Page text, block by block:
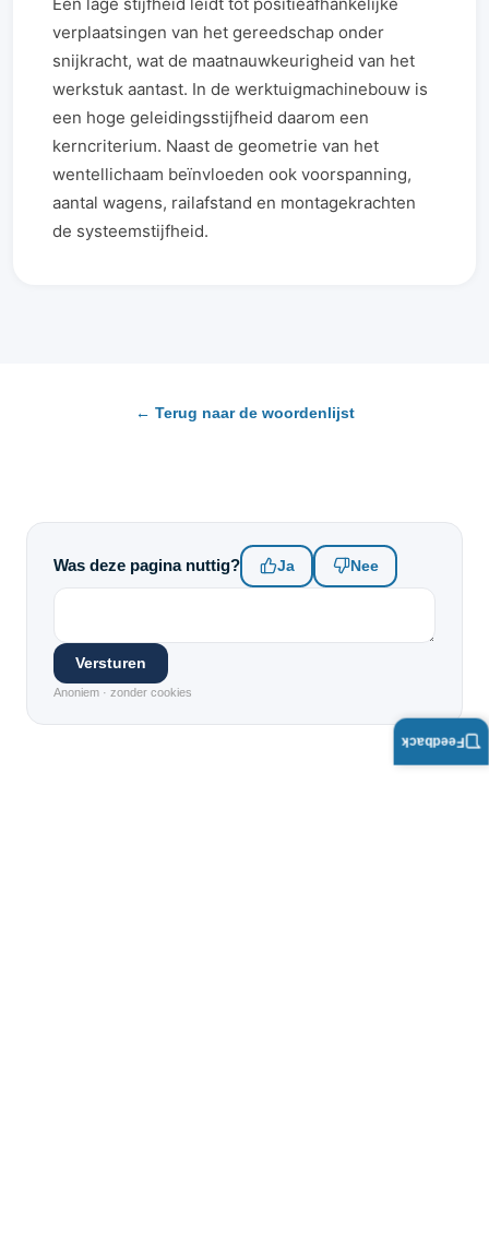
verplaatsingen van het gereedschap onder
snijkracht, wat de maatnauwkeurigheid van het
werkstuk aantast. In de werktuigmachinebouw is
een hoge geleidingsstijfheid daarom een
kerncriterium. Naast de geometrie van het
wentellichaam beïnvloeden ook voorspanning,
aantal wagens, railafstand en montagekrachten
de systeemstijfheid.
← Terug naar de woordenlijst
Was deze pagina nuttig? Ja Nee
Versturen
Anoniem · zonder cookies
Feedback